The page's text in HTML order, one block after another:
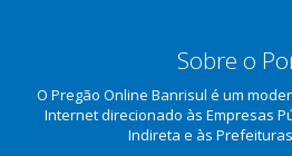
Sobre o
O Pregão Online Banrisul é um
Internet direcionado às Empresas
Indireta e às